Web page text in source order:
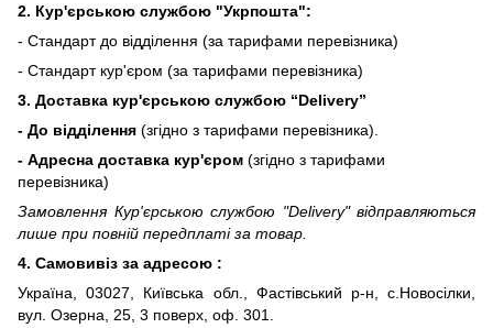
2. Кур'єрською службою "Укрпошта":
- Стандарт до відділення (за тарифами перевізника)
- Стандарт кур'єром (за тарифами перевізника)
3. Доставка кур'єрською службою “Delivery”
- До відділення (згідно з тарифами перевізника).
- Адресна доставка кур'єром (згідно з тарифами
перевізника)
Замовлення Кур'єрською службою "Delivery" відправляються
лише при повній передплаті за товар.
4. Самовивіз за адресою :
Україна, 03027, Київська обл., Фастівський р-н, с.Новосілки,
вул. Озерна, 25, 3 поверх, оф. 301.